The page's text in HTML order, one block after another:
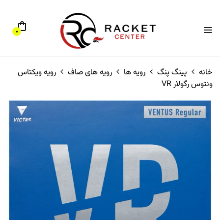
0
خانه پینگ پنگ رویه ها رویه های صاف
رویه ویکتاس
ونتوس رگولار VR